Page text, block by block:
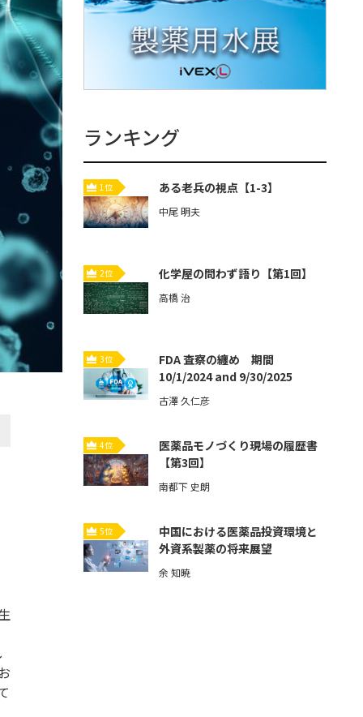
ランキング
1位 ある老兵の視点【1-3】
中尾 明夫
2位 化学屋の問わず語り【第1回】
高橋 治
3位
FDA 査察の纏め 期間
10/1/2024 and 9/30/2025
古澤 久仁彦
4位
医薬品モノづくり現場の履歴書
【第3回】
南都下 史朗
5位
中国における医薬品投資環境と
外資系製薬の将来展望
余 知暁